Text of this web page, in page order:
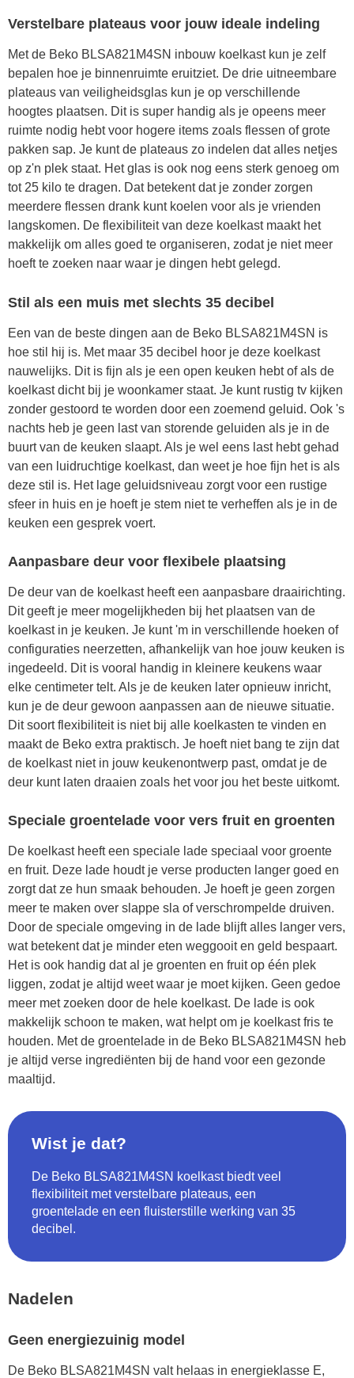
Verstelbare plateaus voor jouw ideale indeling
Met de Beko BLSA821M4SN inbouw koelkast kun je zelf
bepalen hoe je binnenruimte eruitziet. De drie uitneembare
plateaus van veiligheidsglas kun je op verschillende
hoogtes plaatsen. Dit is super handig als je opeens meer
ruimte nodig hebt voor hogere items zoals flessen of grote
pakken sap. Je kunt de plateaus zo indelen dat alles netjes
op z'n plek staat. Het glas is ook nog eens sterk genoeg om
tot 25 kilo te dragen. Dat betekent dat je zonder zorgen
meerdere flessen drank kunt koelen voor als je vrienden
langskomen. De flexibiliteit van deze koelkast maakt het
makkelijk om alles goed te organiseren, zodat je niet meer
hoeft te zoeken naar waar je dingen hebt gelegd.
Stil als een muis met slechts 35 decibel
Een van de beste dingen aan de Beko BLSA821M4SN is
hoe stil hij is. Met maar 35 decibel hoor je deze koelkast
nauwelijks. Dit is fijn als je een open keuken hebt of als de
koelkast dicht bij je woonkamer staat. Je kunt rustig tv kijken
zonder gestoord te worden door een zoemend geluid. Ook 's
nachts heb je geen last van storende geluiden als je in de
buurt van de keuken slaapt. Als je wel eens last hebt gehad
van een luidruchtige koelkast, dan weet je hoe fijn het is als
deze stil is. Het lage geluidsniveau zorgt voor een rustige
sfeer in huis en je hoeft je stem niet te verheffen als je in de
keuken een gesprek voert.
Aanpasbare deur voor flexibele plaatsing
De deur van de koelkast heeft een aanpasbare draairichting.
Dit geeft je meer mogelijkheden bij het plaatsen van de
koelkast in je keuken. Je kunt 'm in verschillende hoeken of
configuraties neerzetten, afhankelijk van hoe jouw keuken is
ingedeeld. Dit is vooral handig in kleinere keukens waar
elke centimeter telt. Als je de keuken later opnieuw inricht,
kun je de deur gewoon aanpassen aan de nieuwe situatie.
Dit soort flexibiliteit is niet bij alle koelkasten te vinden en
maakt de Beko extra praktisch. Je hoeft niet bang te zijn dat
de koelkast niet in jouw keukenontwerp past, omdat je de
deur kunt laten draaien zoals het voor jou het beste uitkomt.
Speciale groentelade voor vers fruit en groenten
De koelkast heeft een speciale lade speciaal voor groente
en fruit. Deze lade houdt je verse producten langer goed en
zorgt dat ze hun smaak behouden. Je hoeft je geen zorgen
meer te maken over slappe sla of verschrompelde druiven.
Door de speciale omgeving in de lade blijft alles langer vers,
wat betekent dat je minder eten weggooit en geld bespaart.
Het is ook handig dat al je groenten en fruit op één plek
liggen, zodat je altijd weet waar je moet kijken. Geen gedoe
meer met zoeken door de hele koelkast. De lade is ook
makkelijk schoon te maken, wat helpt om je koelkast fris te
houden. Met de groentelade in de Beko BLSA821M4SN heb
je altijd verse ingrediënten bij de hand voor een gezonde
maaltijd.
Wist je dat?
De Beko BLSA821M4SN koelkast biedt veel
flexibiliteit met verstelbare plateaus, een
groentelade en een fluisterstille werking van 35
decibel.
Nadelen
Geen energiezuinig model
De Beko BLSA821M4SN valt helaas in energieklasse E,